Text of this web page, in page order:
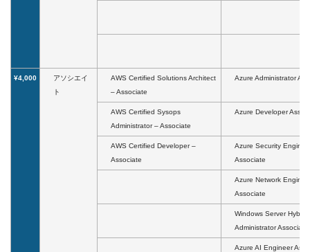
¥4,000
アソシエイ
ト
AWS Certified Solutions Architect
– Associate
Azure Administrator
AWS Certified Sysops
Administrator – Associate
Azure Developer
AWS Certified Developer –
Associate
Azure Security
Associate
Azure Network
Associate
Windows Server Hybrid
Administrator Associate
Azure AI Engineer